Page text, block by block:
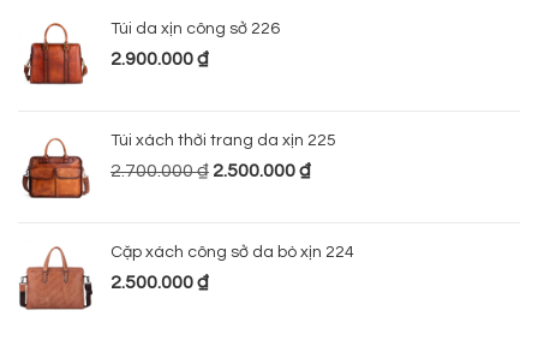
Túi da xịn công sở 226
2.900.000₫
Túi xách thời trang da xịn 225
2.700.000₫ 2.500.000₫
Cặp xách công sở da bò xịn 224
2.500.000₫